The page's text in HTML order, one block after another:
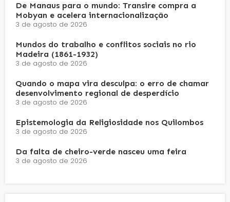
De Manaus para o mundo: Transire compra a
Mobyan e acelera internacionalização
3 de agosto de 2026
Mundos do trabalho e conflitos sociais no rio
Madeira (1861-1932)
3 de agosto de 2026
Quando o mapa vira desculpa: o erro de chamar
desenvolvimento regional de desperdício
3 de agosto de 2026
Epistemologia da Religiosidade nos Quilombos
3 de agosto de 2026
Da falta de cheiro-verde nasceu uma feira
3 de agosto de 2026